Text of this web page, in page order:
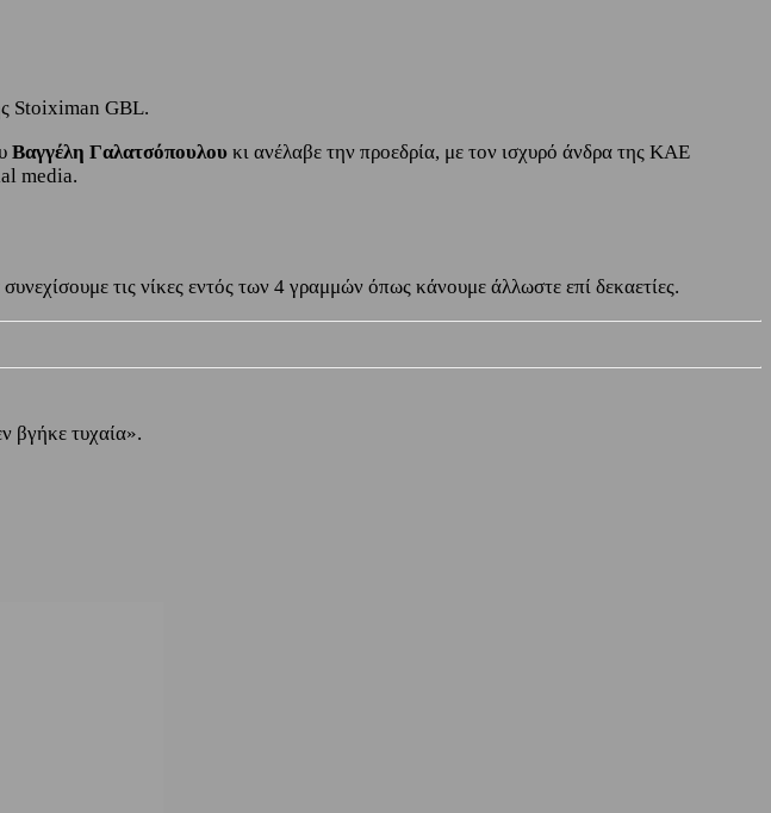
Stoiximan GBL.
Βαγγέλη Γαλατσόπουλου κι ανέλαβε την προεδρία, με τον ισχυρό άνδρα της ΚΑΕ
media.
τις νίκες εντός των 4 γραμμών όπως κάνουμε άλλωστε επί δεκαετίες.
βγήκε τυχαία».